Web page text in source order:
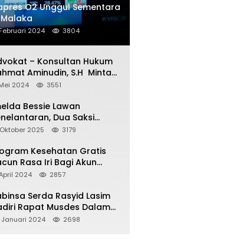
O2 Unggul Sementara
2024 3804
– Konsultan Hukum
Aminudin, S.H Minta
Segara Tuntaskan
2024 3551
Bessie Lawan
Dua Saksi
2025 3179
Kesehatan Gratis
Rasa Iri Bagi Akun
Medsos
2024 2857
Rasyid Lasim
Rapat Musdes Dalam
RAPBDES Bereliku
2024 2698